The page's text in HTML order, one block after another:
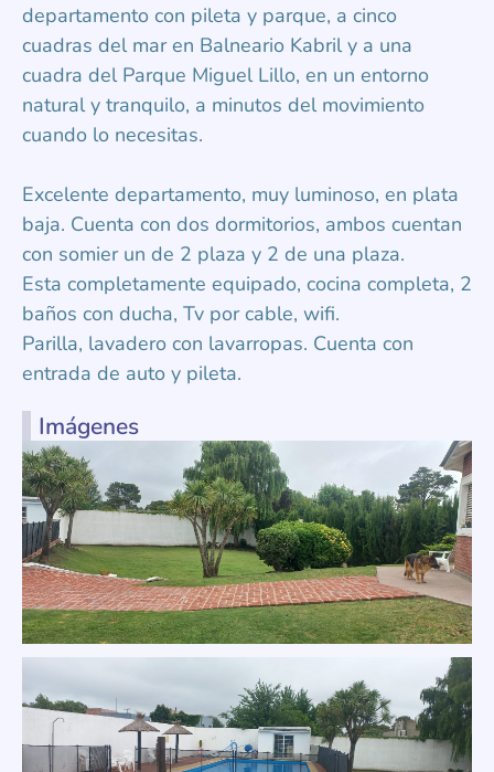
departamento con pileta y parque, a cinco
cuadras del mar en Balneario Kabril y a una
cuadra del Parque Miguel Lillo, en un entorno
natural y tranquilo, a minutos del movimiento
cuando lo necesitas.
Excelente departamento, muy luminoso, en plata
baja. Cuenta con dos dormitorios, ambos cuentan
con somier un de 2 plaza y 2 de una plaza.
Esta completamente equipado, cocina completa, 2
baños con ducha, Tv por cable, wifi.
Parilla, lavadero con lavarropas. Cuenta con
entrada de auto y pileta.
Imágenes